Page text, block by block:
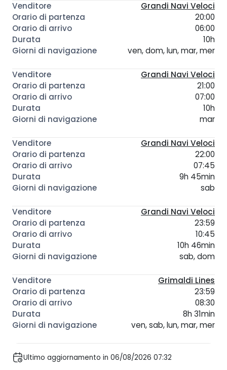
Grandi Navi Veloci
20:00
06:00
10h
ven, dom, lun, mar, mer
Grandi Navi Veloci
21:00
07:00
10h
mar
Grandi Navi Veloci
22:00
07:45
9h 45min
sab
Grandi Navi Veloci
23:59
10:45
10h 46min
sab, dom
Grimaldi Lines
23:59
08:30
8h 31min
ven, sab, lun, mar, mer
Ultimo aggiornamento in 06/08/2026 07:32